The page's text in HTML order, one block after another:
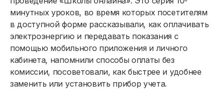
минутных уроков, во время которых посетителям
в доступной форме рассказывали, как оплачивать
электроэнергию и передавать показания с
помощью мобильного приложения и личного
кабинета, напомнили способы оплаты без
комиссии, посоветовали, как быстрее и удобнее
заменить или установить прибор учета.